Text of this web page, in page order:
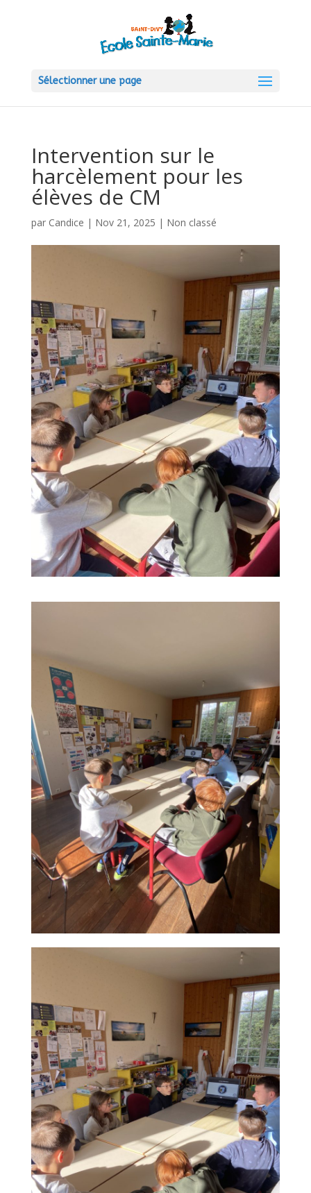
Sélectionner une page
Intervention sur le
harcèlement pour les
élèves de CM
par Candice | Nov 21, 2025 | Non classé